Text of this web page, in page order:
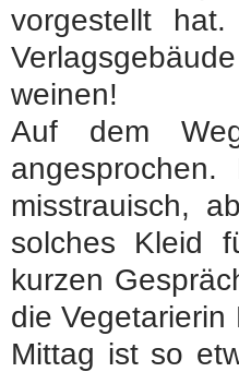
vorgestellt
weinen!
Auf dem
misstrauisch,
solches Kleid
kurzen
die
Mittag ist so